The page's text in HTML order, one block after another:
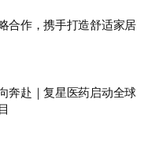
合作，携手打造舒适家居
奔赴｜复星医药启动全球